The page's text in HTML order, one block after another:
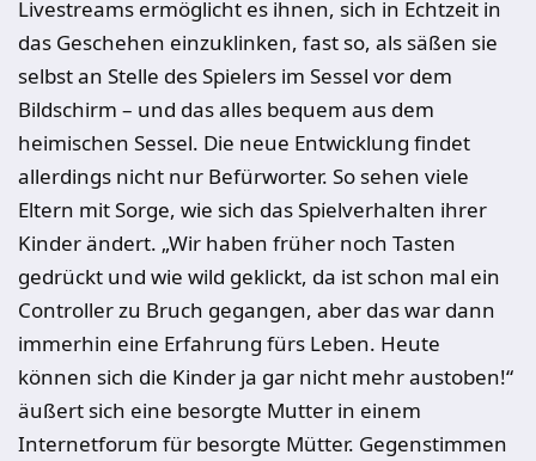
Livestreams ermöglicht es ihnen, sich in Echtzeit in
das Geschehen einzuklinken, fast so, als säßen sie
selbst an Stelle des Spielers im Sessel vor dem
Bildschirm – und das alles bequem aus dem
heimischen Sessel. Die neue Entwicklung findet
allerdings nicht nur Befürworter. So sehen viele
Eltern mit Sorge, wie sich das Spielverhalten ihrer
Kinder ändert. „Wir haben früher noch Tasten
gedrückt und wie wild geklickt, da ist schon mal ein
Controller zu Bruch gegangen, aber das war dann
immerhin eine Erfahrung fürs Leben. Heute
können sich die Kinder ja gar nicht mehr austoben!“
äußert sich eine besorgte Mutter in einem
Internetforum für besorgte Mütter. Gegenstimmen